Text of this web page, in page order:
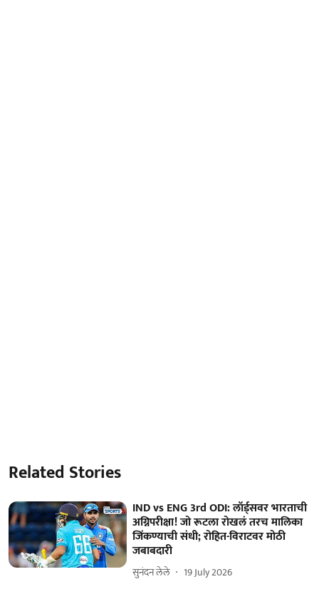
Related Stories
IND vs ENG 3rd ODI: लॉर्ड्सवर भारताची
अग्निपरीक्षा! जो रूटला रोखलं तरच मालिका
जिंकण्याची संधी; रोहित-विराटवर मोठी
जबाबदारी
सुनंदन लेले 19 July 2026